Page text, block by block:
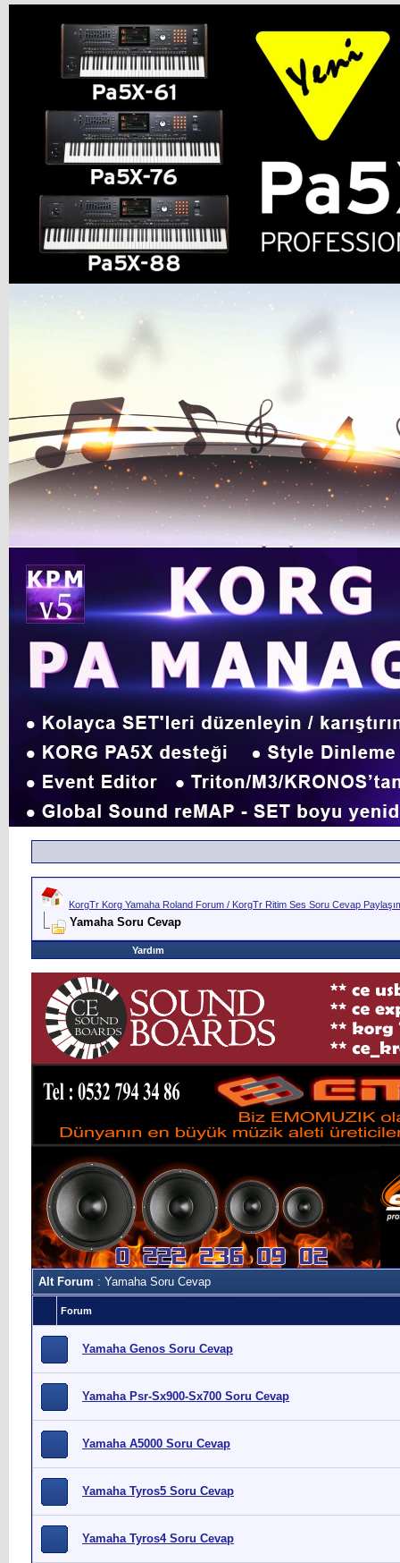
KorgTr Korg Yamaha Roland Forum / KorgTr Ritim Ses Soru Cevap
Yamaha Soru Cevap
Yardım
Alt Forum : Yamaha Soru Cevap
Forum
Yamaha Genos Soru Cevap
Yamaha Psr-Sx900-Sx700 Soru Cevap
Yamaha A5000 Soru Cevap
Yamaha Tyros5 Soru Cevap
Yamaha Tyros4 Soru Cevap